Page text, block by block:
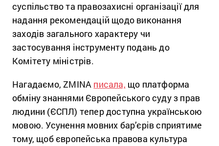
суспільство та правозахисні організації для
надання рекомендацій щодо виконання
заходів загального характеру чи
застосування інструменту подань до
Комітету міністрів.
Нагадаємо, ZMINA писала, що платформа
обміну знаннями Європейського суду з прав
людини (ЄСПЛ) тепер доступна українською
мовою. Усунення мовних бар’єрів сприятиме
тому, щоб європейська правова культура